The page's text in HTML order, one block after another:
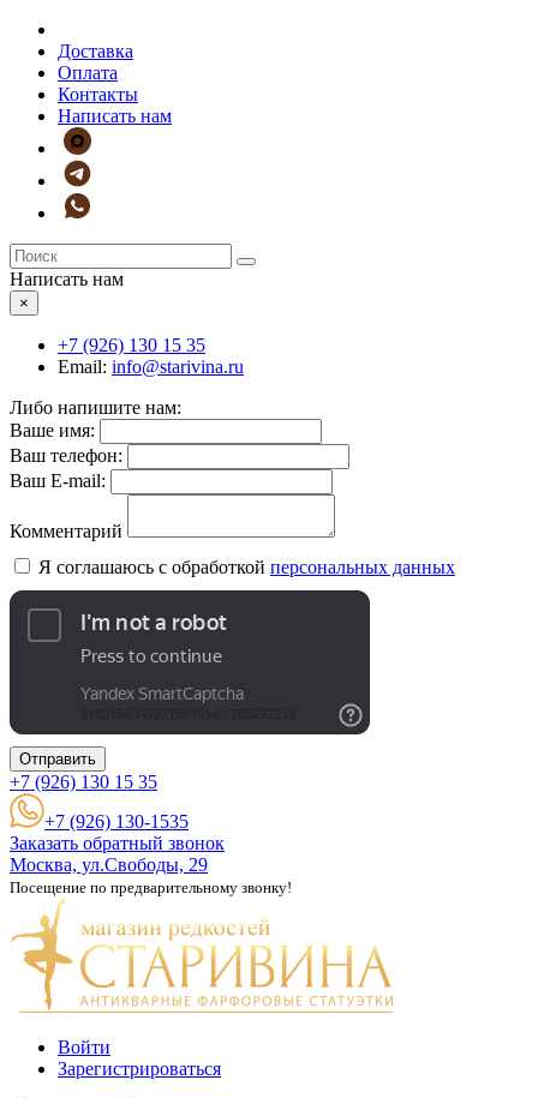
Доставка
Оплата
Контакты
Написать нам
Написать нам
×
+7 (926) 130 15 35
Email: info@starivina.ru
Либо напишите нам:
Ваше имя:
Ваш телефон:
Ваш E-mail:
Комментарий
Я соглашаюсь с обработкой персональных данных
Отправить
+7 (926) 130 15 35
+7 (926) 130-1535
Заказать обратный звонок
Москва, ул.Свободы, 29
Посещение по предварительному звонку!
Войти
Зарегистрироваться